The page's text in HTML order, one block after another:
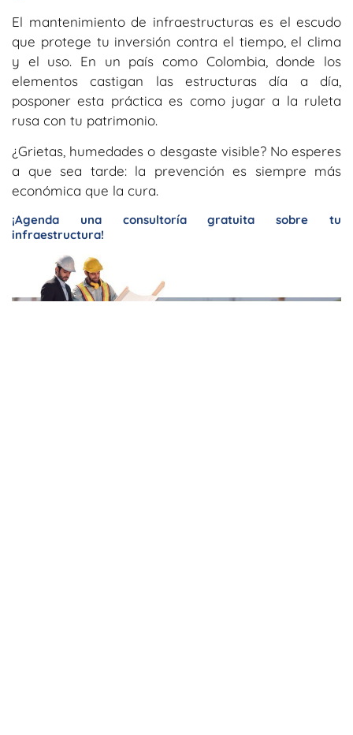
El mantenimiento de infraestructuras es el escudo
que protege tu inversión contra el tiempo, el clima
y el uso. En un país como Colombia, donde los
elementos castigan las estructuras día a día,
posponer esta práctica es como jugar a la ruleta
rusa con tu patrimonio.
¿Grietas, humedades o desgaste visible? No esperes
a que sea tarde: la prevención es siempre más
económica que la cura.
¡Agenda una consultoría gratuita sobre tu
infraestructura!